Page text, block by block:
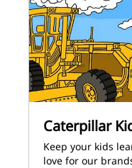
Caterpillar
Keep your kids
love for our